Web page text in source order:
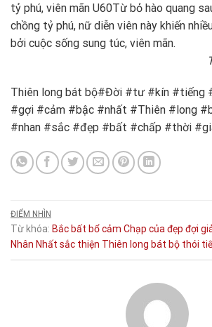
tỷ phú, viên mãn U60Từ bỏ hào quang
chồng tỷ phú, nữ diễn viên này khiến
bởi cuộc sống sung túc, viên mãn.
Thiên long bát bộ#Đời #tư #kín #tiếng
#gợi #cảm #bậc #nhất #Thiên #long
#nhan #sắc #đẹp #bất #chấp #thời
ĐIỂM NHÌN
Từ khóa: Bắc bất bổcảm Chạp củađẹp đợi
Nhân Nhất sắc thiện Thiên long bát bộ thói